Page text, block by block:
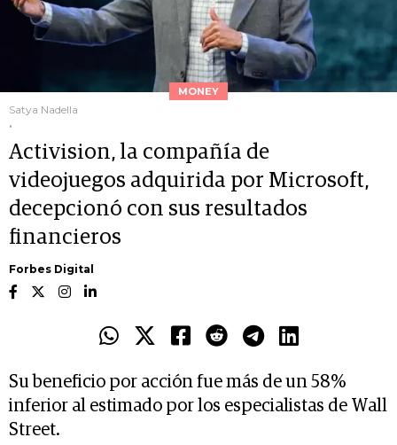
MONEY
Satya Nadella
.
Activision, la compañía de
videojuegos adquirida por Microsoft,
decepcionó con sus resultados
financieros
Forbes Digital
Su beneficio por acción fue más de un 58%
inferior al estimado por los especialistas de Wall
Street.